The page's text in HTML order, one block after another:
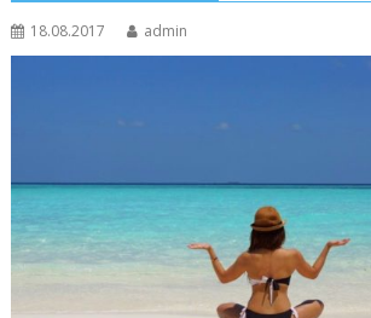
18.08.2017 admin